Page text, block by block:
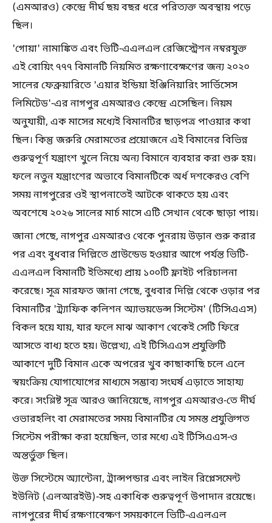
(এমআরও) কেন্দ্রে দীর্ঘ ছয় বছর ধরে পরিত্যক্ত অবস্থায় পড়ে
ছিল।
'গোয়া' নামাঙ্কিত এবং ভিটি-এএলএল রেজিস্ট্রেশন নম্বরযুক্ত
এই বোয়িং ৭৭৭ বিমানটি নিয়মিত রক্ষণাবেক্ষণের জন্য ২০২০
সালের ফেব্রুয়ারিতে 'এয়ার ইন্ডিয়া ইঞ্জিনিয়ারিং সার্ভিসেস
লিমিটেড'-এর নাগপুর এমআরও কেন্দ্রে এসেছিল। নিয়ম
অনুযায়ী, এক মাসের মধ্যেই বিমানটির ছাড়পত্র পাওয়ার কথা
ছিল। কিন্তু জরুরি মেরামতের প্রয়োজনে এই বিমানের বিভিন্ন
গুরুত্বপূর্ণ যন্ত্রাংশ খুলে নিয়ে অন্য বিমানে ব্যবহার করা শুরু হয়।
ফলে নতুন যন্ত্রাংশের অভাবে বিমানটিকে অর্ধ দশকেরও বেশি
সময় নাগপুরের ওই স্থাপনাতেই আটকে থাকতে হয় এবং
অবশেষে ২০২৬ সালের মার্চ মাসে এটি সেখান থেকে ছাড়া পায়।
জানা গেছে, নাগপুর এমআরও থেকে পুনরায় উড়ান শুরু করার
পর এবং বুধবার দিল্লিতে গ্রাউন্ডেড হওয়ার আগে পর্যন্ত ভিটি-
এএলএল বিমানটি ইতিমধ্যে প্রায় ১০০টি ফ্লাইট পরিচালনা
করেছে। সূত্র মারফত জানা গেছে, বুধবার দিল্লি থেকে ওড়ার পর
বিমানটির 'ট্র্যাফিক কলিশন অ্যাভয়ডেন্স সিস্টেম' (টিসিএএস)
বিকল হয়ে যায়, যার ফলে মাঝ আকাশ থেকেই সেটি ফিরে
আসতে বাধ্য হতে হয়। উল্লেখ্য, এই টিসিএএস প্রযুক্তিটি
আকাশে দুটি বিমান একে অপরের খুব কাছাকাছি চলে এলে
স্বয়ংক্রিয় যোগাযোগের মাধ্যমে সম্ভাব্য সংঘর্ষ এড়াতে সাহায্য
করে। সংশ্লিষ্ট সূত্র আরও জানিয়েছে, নাগপুর এমআরও-তে দীর্ঘ
ওভারহলিং বা মেরামতের সময় বিমানটির যে সমস্ত প্রযুক্তিগত
সিস্টেম পরীক্ষা করা হয়েছিল, তার মধ্যে এই টিসিএএস-ও
অন্তর্ভুক্ত ছিল।
উক্ত সিস্টেমে অ্যান্টেনা, ট্রান্সপন্ডার এবং লাইন রিপ্লেসমেন্ট
ইউনিট (এলআরইউ)-সহ একাধিক গুরুত্বপূর্ণ উপাদান রয়েছে।
নাগপুরের দীর্ঘ রক্ষণাবেক্ষণ সময়কালে ভিটি-এএলএল